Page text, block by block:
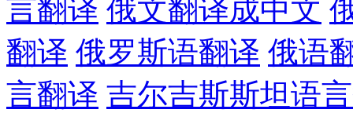
言翻译 俄文翻译成中文
翻译 俄罗斯语翻译 俄语
言翻译 吉尔吉斯斯坦语